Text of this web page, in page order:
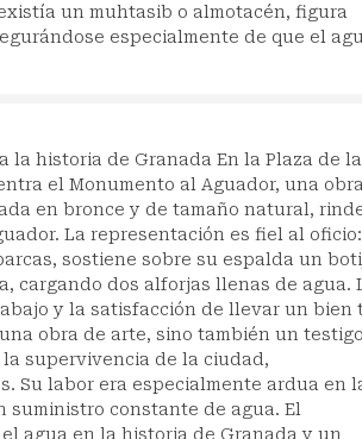
un muhtasib o almotacén, figura
especialmente de que el
la historia de Granada En la Plaza de la
el Monumento al Aguador, una
en bronce y de tamaño natural,
La representación es fiel al
sostiene sobre su espalda un
cargando dos alforjas llenas de agua.
y la satisfacción de llevar un bien
obra de arte, sino también un
supervivencia de la ciudad,
Su labor era especialmente ardua en
constante de agua. El
agua en la historia de Granada y un